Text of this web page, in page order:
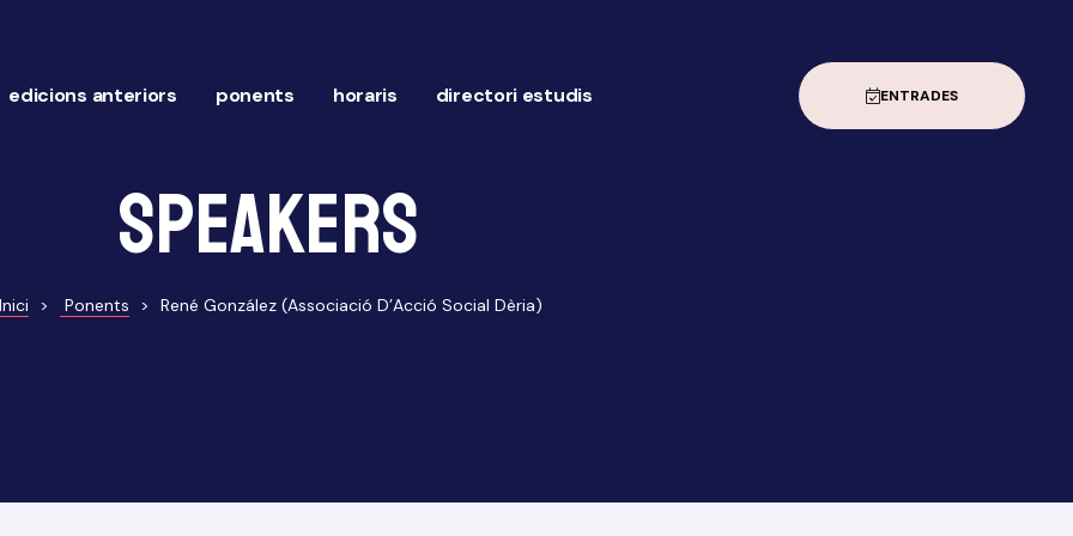
edicions anteriors ponents horaris directori estudis ENTRADES
Speakers
Inici > Ponents > René González (Associació D’Acció Social Dèria)